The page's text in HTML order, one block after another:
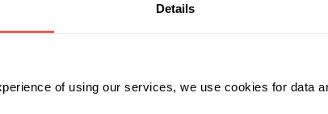
Details
of using our services, we use cookies for data